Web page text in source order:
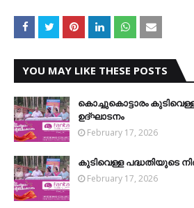
YOU MAY LIKE THESE POSTS
കൊച്ചുകൊട്ടാരം
ഉദ്ഘാടനം
February 17, 2026
കുടിവെള്ള പദ്ധതിയുടെ
February 17, 2026